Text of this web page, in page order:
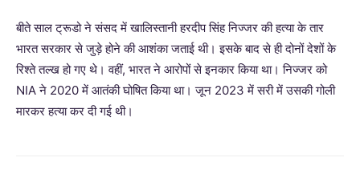
बीते साल ट्रूडो ने संसद में खालिस्तानी हरदीप सिंह निज्जर की हत्या के तार
भारत सरकार से जुड़े होने की आशंका जताई थी। इसके बाद से ही दोनों देशों के
रिश्ते तल्ख हो गए थे। वहीं, भारत ने आरोपों से इनकार किया था। निज्जर को
NIA ने 2020 में आतंकी घोषित किया था। जून 2023 में सरी में उसकी गोली
मारकर हत्या कर दी गई थी।